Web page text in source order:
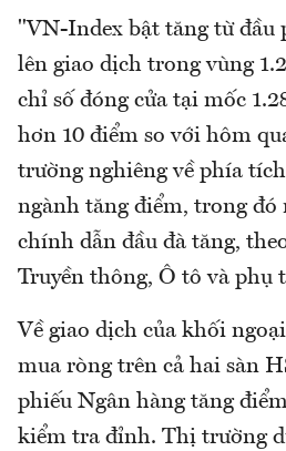
"VN-Index bật tăng từ đầu
lên giao dịch trong vùng
chỉ số đóng cửa tại mốc
hơn 10 điểm so với hôm
trường nghiêng về phía
ngành tăng điểm, trong
chính dẫn đầu đà tăng,
Truyền thông, Ô tô và phụ
Về giao dịch của khối
mua ròng trên cả hai sàn
phiếu Ngân hàng tăng
kiểm tra đỉnh. Thị trường